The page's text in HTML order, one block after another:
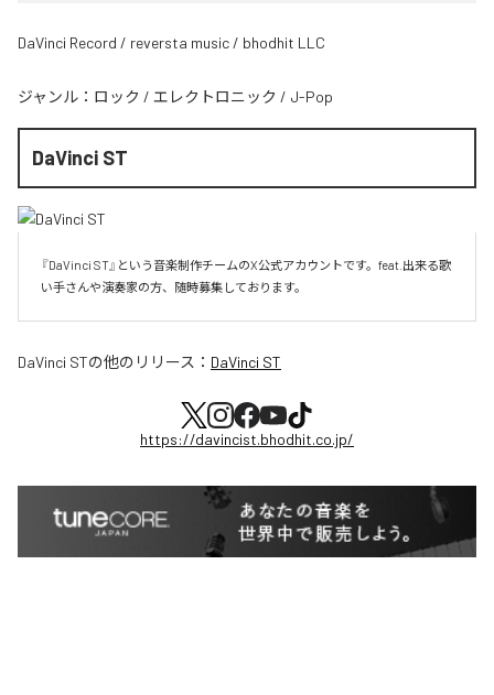
DaVinci Record / reversta music / bhodhit LLC
ジャンル： ロック / エレクトロニック / J-Pop
DaVinci ST
『DaVinci ST』という音楽制作チームのX公式アカウントです。feat.出来る歌
い手さんや演奏家の方、随時募集しております。
DaVinci STの他のリリース： DaVinci ST
https://davincist.bhodhit.co.jp/